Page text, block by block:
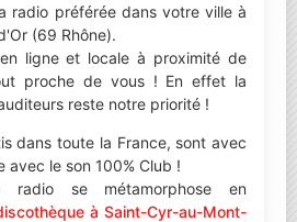
radio préférée dans votre ville à
(69 Rhône).
ligne et locale à proximité de
proche de vous ! En effet la
reste notre priorité !
dans toute la France, sont avec
avec le son 100% Club !
se métamorphose en
à Saint-Cyr-au-Mont-